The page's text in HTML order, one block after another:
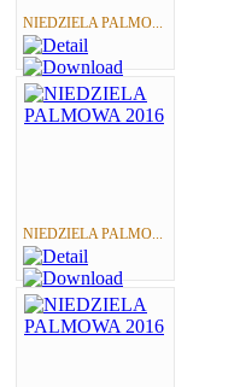
NIEDZIELA PALMO...
NIEDZIELA PALMO...